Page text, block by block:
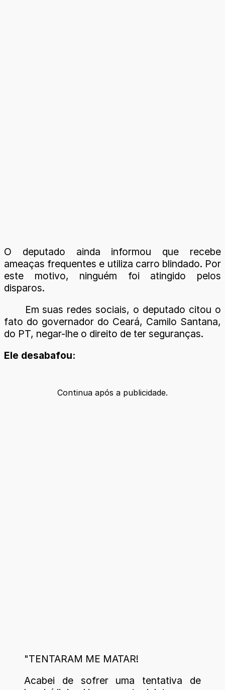
O deputado ainda informou que recebe
ameaças frequentes e utiliza carro blindado. Por
este motivo, ninguém foi atingido pelos
disparos.
Em suas redes sociais, o deputado citou o
fato do governador do Ceará, Camilo Santana,
do PT, negar-lhe o direito de ter seguranças.
Ele desabafou:
Continua após a publicidade.
"TENTARAM ME MATAR!
Acabei de sofrer uma tentativa de